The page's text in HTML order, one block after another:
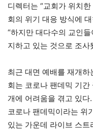
디렉터는 “교회가 위치
회의 위기 대응 방식에
“하지만 대다수의 교인
지하고 있는 것으로 조사
최근 대면 예배를 재개
회는 코로나 팬데믹 기
개에 어려움을 겪고 있
코로나 팬데믹이라는 위
있는 가운데 라이브 스